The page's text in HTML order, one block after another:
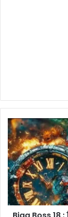
B
i
g
g
B
o
s
s
1